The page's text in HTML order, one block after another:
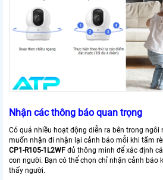
Nhận các thông báo quan trọng
Có quá nhiều hoạt động diễn ra bên trong ngôi
muốn nhận đi nhận lại cảnh báo mỗi khi tấm
CP1-R105-1L2WF đủ thông minh để xác định
con người. Bạn có thể chọn chỉ nhận cảnh báo
thấy người.